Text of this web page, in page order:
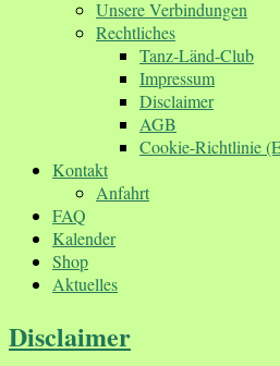
Unsere Verbindungen
Rechtliches
Tanz-Länd-Club
Impressum
Disclaimer
AGB
Cookie-Richtlinie
Kontakt
Anfahrt
FAQ
Kalender
Shop
Aktuelles
Disclaimer